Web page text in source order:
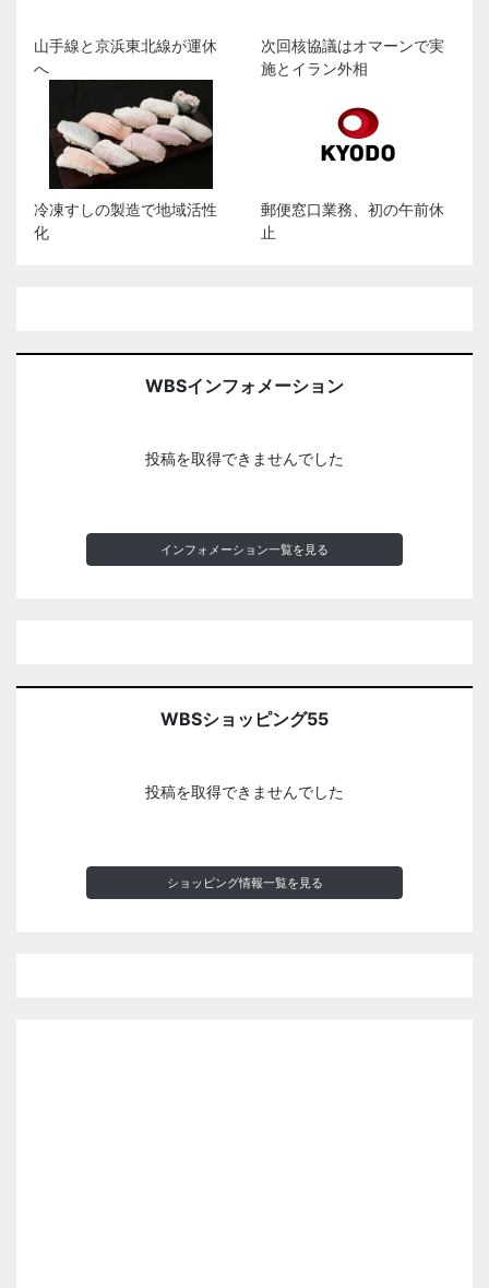
山手線と京浜東北線が運休
へ
次回核協議はオマーンで実
施とイラン外相
冷凍すしの製造で地域活性
化
郵便窓口業務、初の午前休
止
WBSインフォメーション
投稿を取得できませんでした
インフォメーション一覧を見る
WBSショッピング55
投稿を取得できませんでした
ショッピング情報一覧を見る